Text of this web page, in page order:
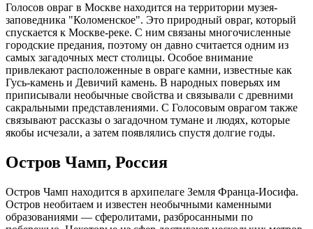
Голосов овраг в Москве находится на территории музея-
заповедника "Коломенское". Это природный овраг, который
спускается к Москве-реке. С ним связаны многочисленные
городские предания, поэтому он давно считается одним из
самых загадочных мест столицы. Особое внимание
привлекают расположенные в овраге камни, известные как
Гусь-камень и Девичий камень. В народных поверьях им
приписывали необычные свойства и связывали с древними
сакральными представлениями. С Голосовым оврагом также
связывают рассказы о загадочном тумане и людях, которые
якобы исчезали, а затем появлялись спустя долгие годы.
Остров Чамп, Россия
Остров Чамп находится в архипелаге Земля Франца-Иосифа.
Остров необитаем и известен необычными каменными
образованиями — сферолитами, разбросанными по